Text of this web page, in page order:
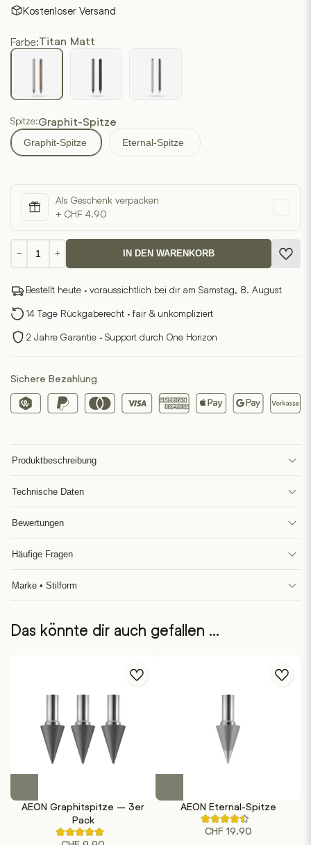
Kostenloser Versand
Farbe:Titan Matt
Spitze:Graphit-Spitze
Graphit-Spitze Eternal-Spitze
Als Geschenk verpacken
+ CHF 4.90
−
Bleistift
Menge
+ IN DEN WARENKORB
Bestellt heute · voraussichtlich bei dir am Samstag, 8. August
14 Tage Rückgaberecht · fair & unkompliziert
2 Jahre Garantie · Support durch One Horizon
Sichere Bezahlung
Produktbeschreibung
Technische Daten
Bewertungen
Häufige Fragen
Marke • Stilform
Das könnte dir auch gefallen …
weist
mehrere
Varianten
AEON Graphitspitze – 3er
Pack
Rated
AEON Eternal-Spitze
Rated
4.00
CHF19.90